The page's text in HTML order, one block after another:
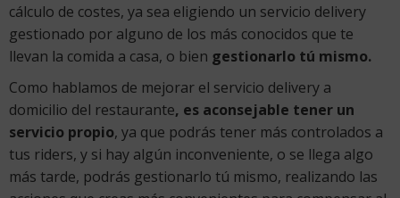
cálculo de costes, ya sea eligiendo un servicio delivery
gestionado por alguno de los más conocidos que te
llevan la comida a casa, o bien gestionarlo tú mismo.
Como hablamos de mejorar el servicio delivery a
domicilio del restaurante, es aconsejable tener un
servicio propio, ya que podrás tener más controlados a
tus riders, y si hay algún inconveniente, o se llega algo
más tarde, podrás gestionarlo tú mismo, realizando las